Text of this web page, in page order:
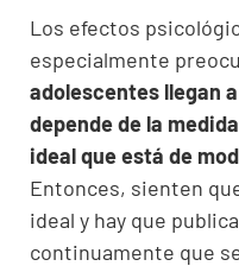
Los efectos
especialmente
adolescentes llegan
depende de la
ideal que está de
Entonces, sienten
ideal y hay que
continuamente que